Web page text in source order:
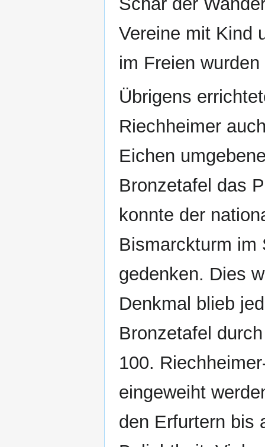
Vereine mit Kind
im Freien
Übrigens
Riechheimer
Eichen
Bronzetafel das
konnte der
Bismarckturm im
gedenken. Dies
Denkmal blieb
Bronzetafel
100.
eingeweiht
den Erfurtern bis